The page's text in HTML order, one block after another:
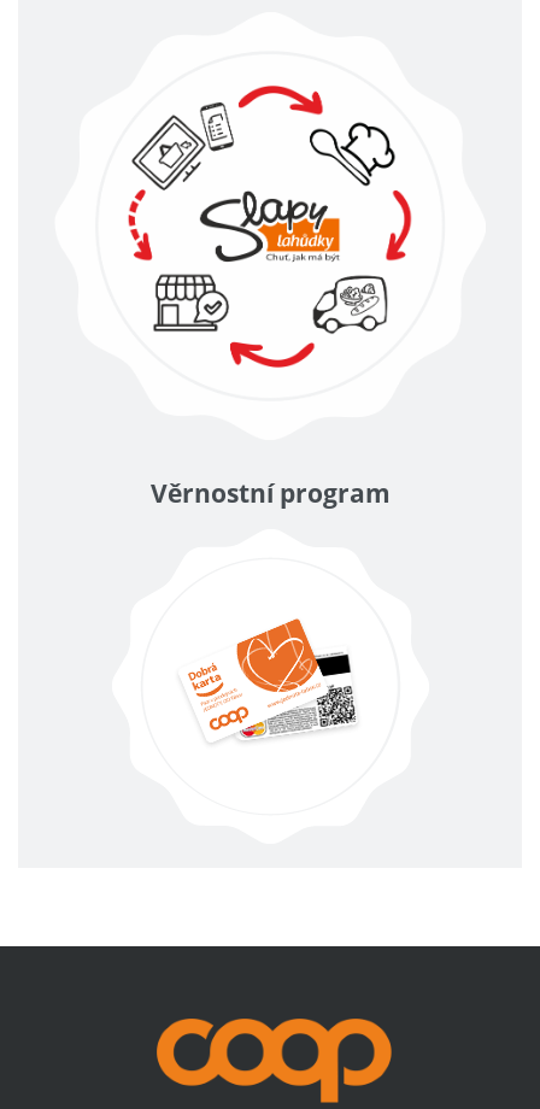
Věrnostní program